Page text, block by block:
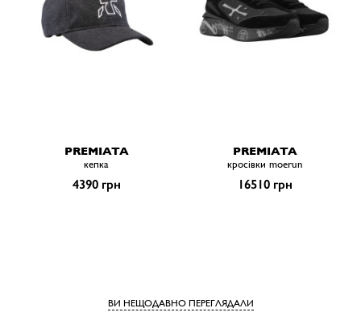
PREMIATA
кепка
4390 грн
PREMIATA
кросівки moerun
16510 грн
ВИ НЕЩОДАВНО ПЕРЕГЛЯДАЛИ